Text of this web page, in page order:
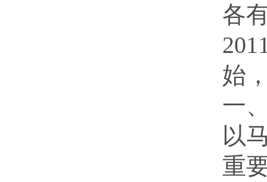
各
始
一
以
重